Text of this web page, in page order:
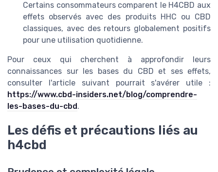
Certains consommateurs comparent le H4CBD aux
effets observés avec des produits HHC ou CBD
classiques, avec des retours globalement positifs
pour une utilisation quotidienne.
Pour ceux qui cherchent à approfondir leurs
connaissances sur les bases du CBD et ses effets,
consulter l'article suivant pourrait s'avérer utile :
https://www.cbd-insiders.net/blog/comprendre-
les-bases-du-cbd.
Les défis et précautions liés au
h4cbd